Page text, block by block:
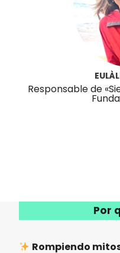
Responsable de
Por
Rompiendo